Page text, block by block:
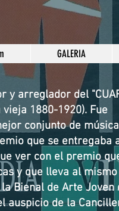
GALERIA
y arreglador del
vieja 1880-1920). Fue
conjunto de música
que se entregaba
ver con el premio
y que lleva al mismo
Bienal de Arte Joven
auspicio de la